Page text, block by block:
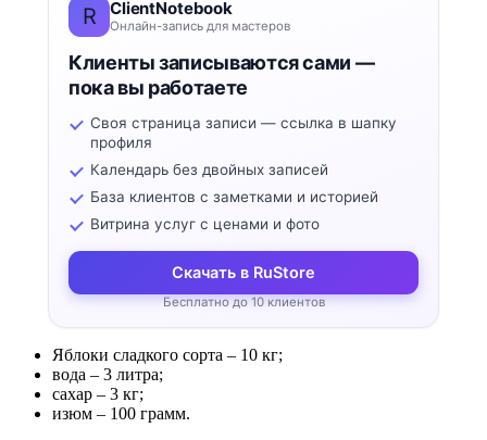
R ClientNotebook
Онлайн-запись для мастеров
Клиенты записываются сами —
пока вы работаете
Своя страница записи — ссылка в шапку
профиля
Календарь без двойных записей
База клиентов с заметками и историей
Витрина услуг с ценами и фото
Скачать в RuStore
Бесплатно до 10 клиентов
Яблоки сладкого сорта – 10 кг;
вода – 3 литра;
сахар – 3 кг;
изюм – 100 грамм.